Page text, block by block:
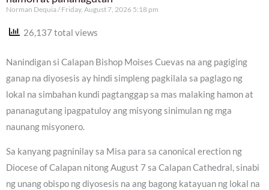
Norman Dequia Friday, August 7, 2026 5:18 pm
26,137 total views
Nanindigan si Calapan Bishop Moises Cuevas na ang pagiging
ganap na diyosesis ay hindi simpleng pagkilala sa paglago ng
lokal na simbahan kundi pagtanggap sa mas malaking hamon at
pananagutang ipagpatuloy ang misyong sinimulan ng mga
naunang misyonero.
Sa kanyang pagninilay sa Misa para sa canonical erection ng
Diocese of Calapan nitong August 7 sa Calapan Cathedral, sinabi
ng unang obispo ng diyosesis na ang bagong katayuan ng lokal na